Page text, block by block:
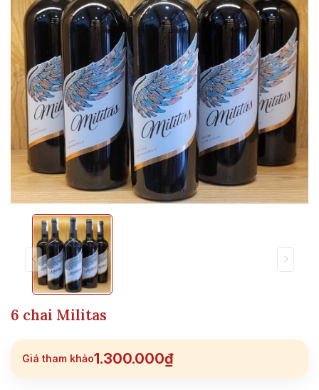
6 chai Militas
Giá tham khảo1.300.000₫